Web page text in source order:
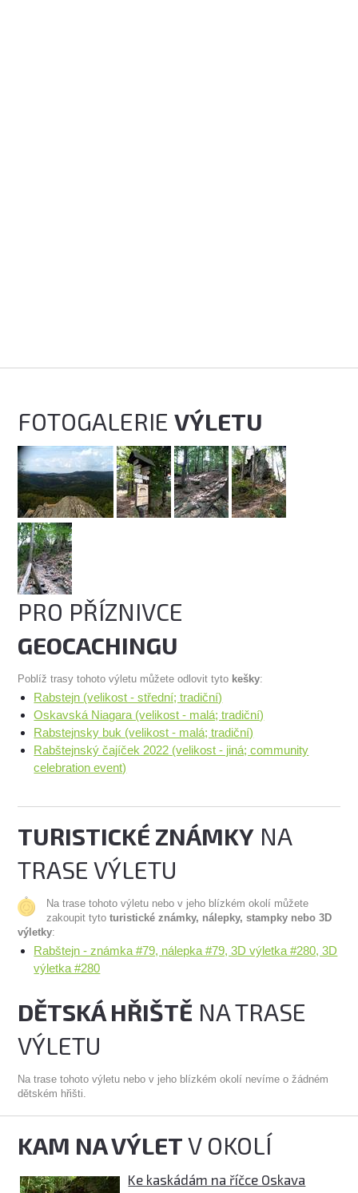
FOTOGALERIEVÝLETU
PRO PŘÍZNIVCE
GEOCACHINGU
Poblíž trasy tohoto výletu můžete odlovit tyto kešky:
Rabstejn (velikost - střední; tradiční)
Oskavská Niagara (velikost - malá; tradiční)
Rabstejnsky buk (velikost - malá; tradiční)
Rabštejnský čajíček 2022 (velikost - jiná; community
celebration event)
TURISTICKÉ ZNÁMKY NA
TRASE VÝLETU
Na trase tohoto výletu nebo v jeho blízkém okolí můžete
zakoupit tytoturistické známky, nálepky, stampky nebo 3D
výletky:
Rabštejn - známka #79, nálepka #79, 3D výletka #280, 3D
výletka #280
DĚTSKÁ HŘIŠTĚ NA TRASE
VÝLETU
Na trase tohoto výletu nebo v jeho blízkém okolí nevíme o žádném
dětském hřišti.
KAM NA VÝLETV OKOLÍ
Ke kaskádám na říčce Oskava